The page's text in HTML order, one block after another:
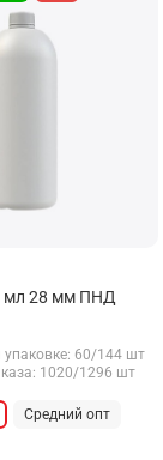
мл 28 мм ПНД
упаковке: 60/144 шт
1020/1296 шт
Средний опт